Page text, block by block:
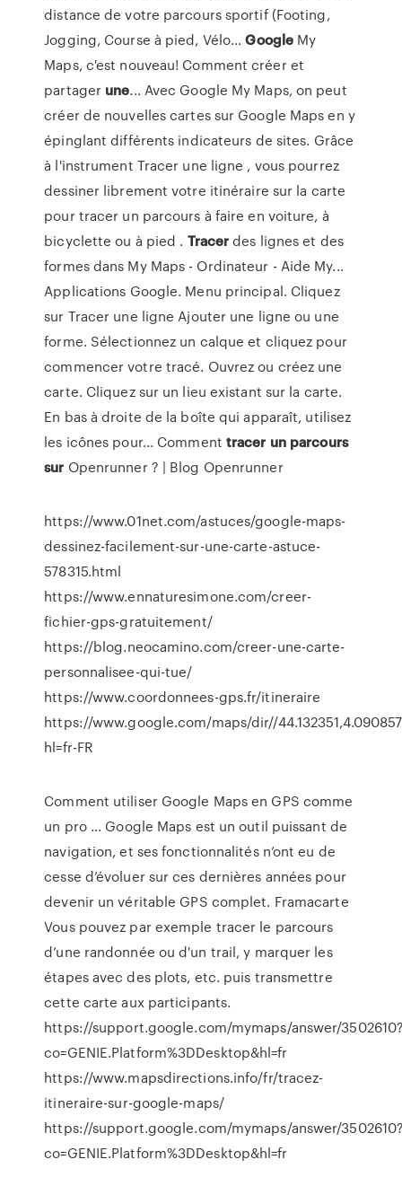
distance de votre parcours sportif (Footing,
Jogging, Course à pied, Vélo...Google My
Maps, c'est nouveau! Comment créer et
partager une... Avec Google My Maps, on peut
créer de nouvelles cartes sur Google Maps en y
épinglant différents indicateurs de sites. Grâce
à l'instrument Tracer une ligne , vous pourrez
dessiner librement votre itinéraire sur la carte
pour tracer un parcours à faire en voiture, à
bicyclette ou à pied . Tracerdes lignes et des
formes dans My Maps - Ordinateur - Aide My...
Applications Google. Menu principal. Cliquez
sur Tracer une ligne Ajouter une ligne ou une
forme. Sélectionnez un calque et cliquez pour
commencer votre tracé. Ouvrez ou créez une
carte. Cliquez sur un lieu existant sur la carte.
En bas à droite de la boîte qui apparaît, utilisez
les icônes pour... Comment tracer un parcours
sur Openrunner ? | Blog Openrunner
https://www.01net.com/astuces/google-maps-
dessinez-facilement-sur-une-carte-astuce-
578315.html
https://www.ennaturesimone.com/creer-
fichier-gps-gratuitement/
https://blog.neocamino.com/creer-une-carte-
personnalisee-qui-tue/
https://www.coordonnees-gps.fr/itineraire
https://www.google.com/maps/dir//
hl=fr-FR
Comment utiliser Google Maps en GPS comme
un pro ... Google Maps est un outil puissant de
navigation, et ses fonctionnalités n’ont eu de
cesse d’évoluer sur ces dernières années pour
devenir un véritable GPS complet. Framacarte
Vous pouvez par exemple tracer le parcours
d’une randonnée ou d'un trail, y marquer les
étapes avec des plots, etc. puis transmettre
cette carte aux participants.
https://support.google.com/mymaps/answer/
co=GENIE.Platform%3DDesktop&hl=fr
https://www.mapsdirections.info/fr/tracez-
itineraire-sur-google-maps/
https://support.google.com/mymaps/answer/
co=GENIE.Platform%3DDesktop&hl=fr